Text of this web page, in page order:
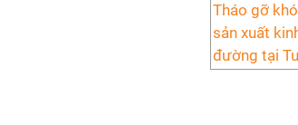
Tháo gỡ
sản xuất
đường tại